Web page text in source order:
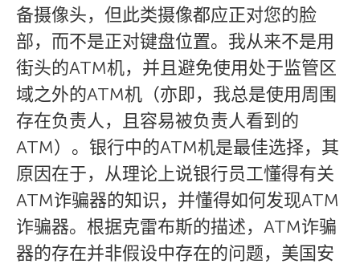
备摄像头，但此类摄像都应正对您的脸
部，而不是正对键盘位置。我从来不是用
街头的ATM机，并且避免使用处于监管区
域之外的ATM机（亦即，我总是使用周围
存在负责人，且容易被负责人看到的
ATM）。银行中的ATM机是最佳选择，其
原因在于，从理论上说银行员工懂得有关
ATM诈骗器的知识，并懂得如何发现ATM
诈骗器。根据克雷布斯的描述，ATM诈骗
器的存在并非假设中存在的问题，美国安